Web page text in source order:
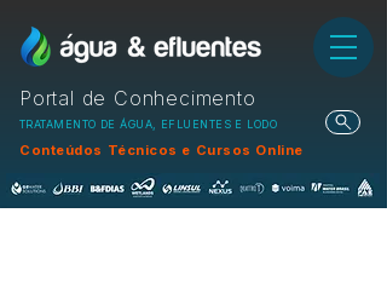
Portal de Conhecimento
TRATAMENTO DE ÁGUA, EFLUENTES E LODO
Conteúdos Técnicos e Cursos Online